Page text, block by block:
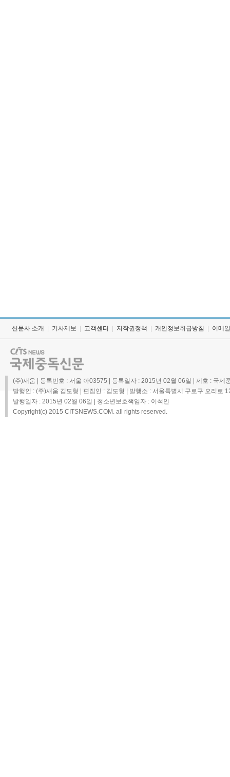
신문사 소개 기사제보 고객센터 저작권정책 개인정보취급방침 이메
(주)새움 | 등록번호 : 서울 아03575 | 등록일자 : 2015년 02월 06일 | 제호 : 국제
발행인 : (주)새움 김도형 | 편집인 : 김도형 | 발행소 : 서울특별시 구로구 오리로
발행일자 : 2015년 02월 06일 | 청소년보호책임자 : 이석인
Copyright(c) 2015 CITSNEWS.COM. all rights reserved.